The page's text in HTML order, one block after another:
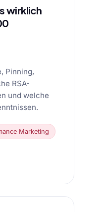
wirklich
Pinning,
RSA-
und welche
Marketing